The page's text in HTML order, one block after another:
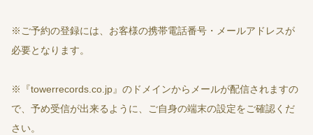
※ご予約の登録には、お客様の携帯電話番号・メールアドレスが
必要となります。
※『towerrecords.co.jp』のドメインからメールが配信されますの
で、予め受信が出来るように、ご自身の端末の設定をご確認くだ
さい。